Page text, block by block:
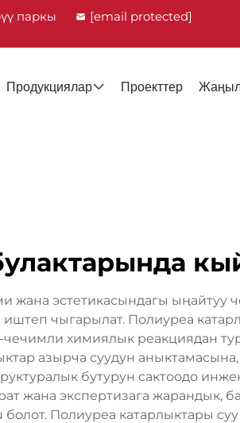
паркы [email protected]
Продукциялар Проекттер
жана эстетикасындагы ыңайтуу
чыгарылат. Полиуреа
химиялык реакциядан
азырча суудун
бутурун сактоодо
жана экспертизага жарандык,
Полиуреа катарлыктары